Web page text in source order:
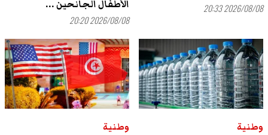
2026/08/08 20:33
الأطفال الجانحين ...
2026/08/08 20:20
وطنية
وطنية